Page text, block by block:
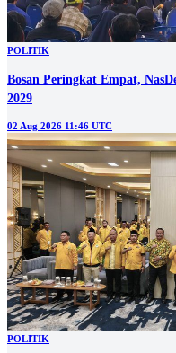
POLITIK
Bosan Peringkat Empat,
2029
02 Aug 2026 11:46 UTC
POLITIK